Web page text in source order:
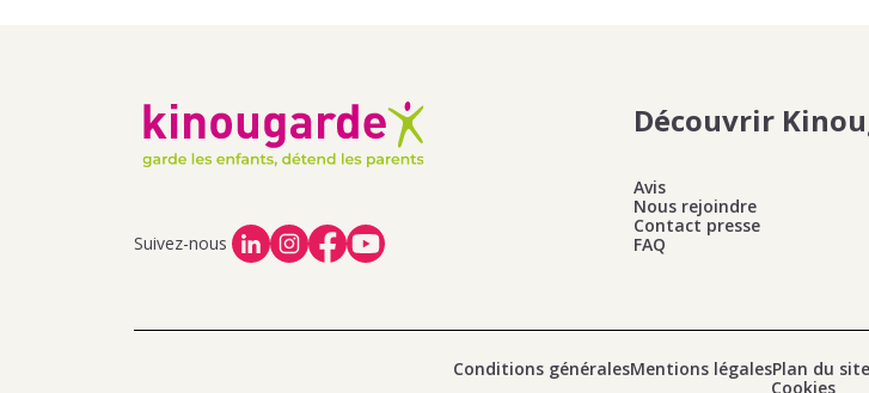
Suivez-nous
Découvrir
Avis
Nous rejoindre
Contact presse
FAQ
Conditions généralesMentions légalesPlan du site
Cookies